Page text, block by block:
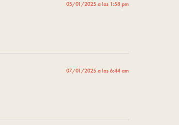
05/01/2025 a las 1:58 pm
07/01/2025 a las 6:44 am